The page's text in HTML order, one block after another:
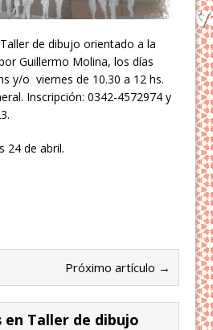
de dibujo orientado a la
Guillermo Molina, los días
y/o viernes de 10.30 a 12 hs.
Inscripción: 0342-4572974 y
24 de abril.
Próximo artículo →
Taller de dibujo